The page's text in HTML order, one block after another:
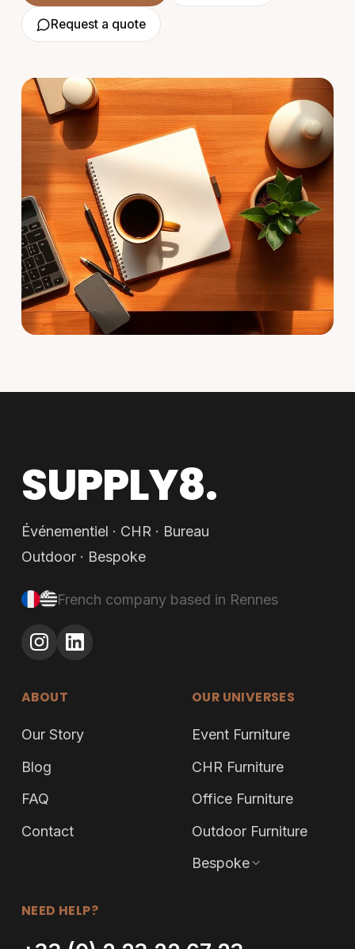
Request a quote
SUPPLY8.
Événementiel · CHR · Bureau
Outdoor · Bespoke
French company based in Rennes
ABOUT
Our Story
Blog
FAQ
Contact
OUR UNIVERSES
Event Furniture
CHR Furniture
Office Furniture
Outdoor Furniture
Bespoke
NEED HELP?